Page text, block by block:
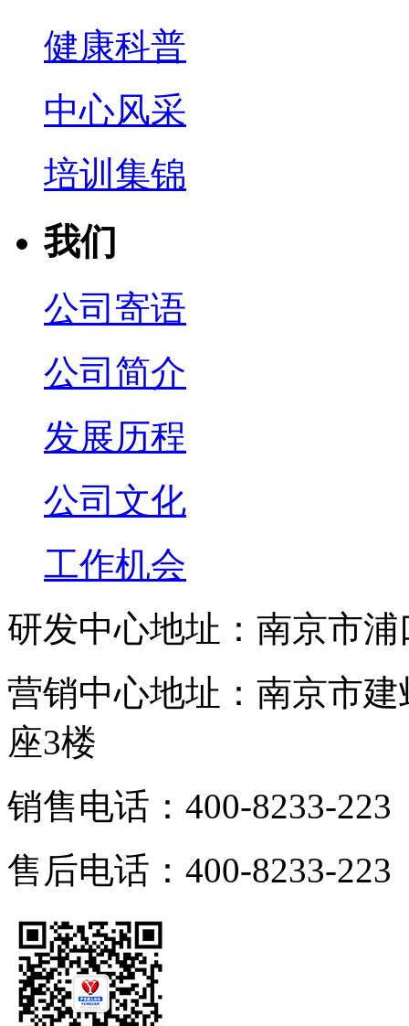
健康科普
中心风采
培训集锦
我们
公司寄语
公司简介
发展历程
公司文化
工作机会
研发中心地址：南京市
营销中心地址：南京市
座3楼
销售电话：400-8233-223
售后电话：400-8233-223